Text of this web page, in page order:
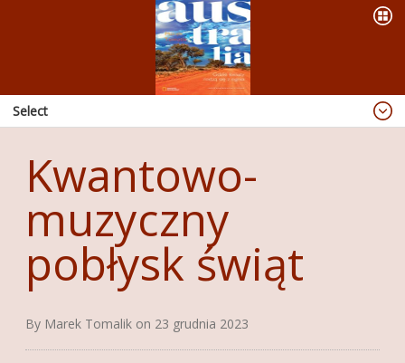
Select
Dzieje się
OFERTA
PREZENTACJE
WYPRAWY
Kwantowo-
muzyczny
pobłysk świąt
By Marek Tomalik on 23 grudnia 2023